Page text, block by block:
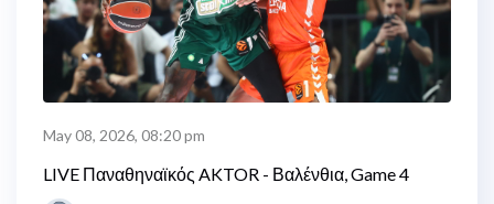
May 08, 2026, 08:20 pm
LIVE Παναθηναϊκός AKTOR - Βαλένθια, Game 4